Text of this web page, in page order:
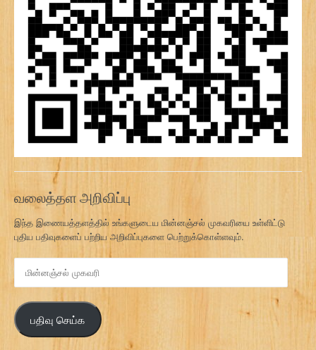
வலைத்தள அறிவிப்பு
இந்த இணையத்தளத்தில் உங்களுடைய மின்னஞ்சல் முகவரியை உள்ளிட்டு
புதிய பதிவுகளைப் பற்றிய அறிவிப்புகளை பெற்றுக்கொள்ளவும்.
ன்
ஞ்
ச
ல்
பதிவு செய்க